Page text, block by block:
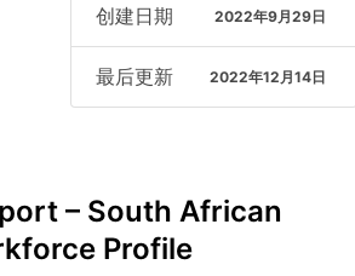
创建日期 2022年9月29日
最后更新 2022年12月14日
– South African
Profile